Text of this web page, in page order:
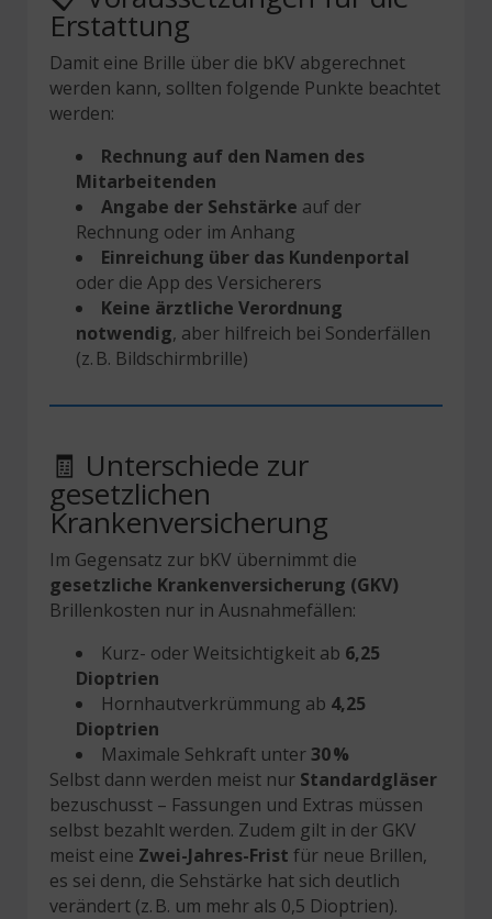
Erstattung
Damit eine Brille über die bKV abgerechnet
werden kann, sollten folgende Punkte beachtet
werden:
Rechnung auf den Namen des
Mitarbeitenden
Angabe der Sehstärke auf der
Rechnung oder im Anhang
Einreichung über das Kundenportal
oder die App des Versicherers
Keine ärztliche Verordnung
notwendig, aber hilfreich bei Sonderfällen
(z. B. Bildschirmbrille)
🧾 Unterschiede zur
gesetzlichen
Krankenversicherung
Im Gegensatz zur bKV übernimmt die
gesetzliche Krankenversicherung (GKV)
Brillenkosten nur in Ausnahmefällen:
Kurz- oder Weitsichtigkeit ab 6,25
Dioptrien
Hornhautverkrümmung ab 4,25
Dioptrien
Maximale Sehkraft unter30 %
Selbst dann werden meist nur Standardgläser
bezuschusst – Fassungen und Extras müssen
selbst bezahlt werden. Zudem gilt in der GKV
meist eine Zwei-Jahres-Frist für neue Brillen,
es sei denn, die Sehstärke hat sich deutlich
verändert (z. B. um mehr als 0,5 Dioptrien).